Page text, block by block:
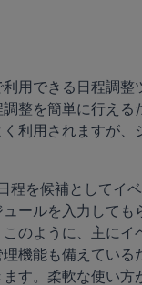
用できる日程調整
整を簡単に行える
利用されますが、
程を候補としてイベ
ールを入力しても
のように、主にイ
機能も備えている
す。柔軟な使い方